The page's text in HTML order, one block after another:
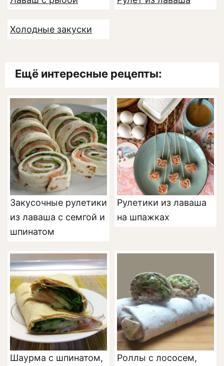
Холодные закуски
Ещё интересные рецепты:
Закусочные рулетики
из лаваша с семгой и
шпинатом
Рулетики из лаваша
на шпажках
Шаурма с шпинатом,
Роллы с лососем,